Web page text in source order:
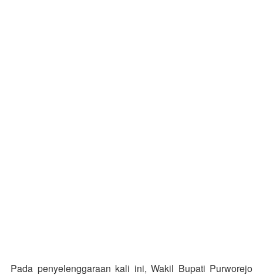
Pada penyelenggaraan kali ini, Wakil Bupati Purworejo